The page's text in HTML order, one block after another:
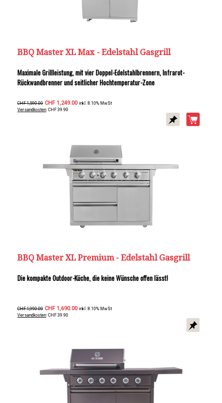
BBQ Master XL Max - Edelstahl Gasgrill
Maximale Grillleistung, mit vier Doppel-Edelstahlbrennern, Infrarot-
Rückwandbrenner und seitlicher Hochtemperatur-Zone
CHF 1,590.00 CHF 1,249.00 inkl. 8.10% MwSt
Versandkosten: CHF 39.90
BBQ Master XL Premium - Edelstahl Gasgrill
Die kompakte Outdoor-Küche, die keine Wünsche offen lässt!
CHF 1,990.00 CHF 1,690.00 inkl. 8.10% MwSt
Versandkosten: CHF 39.90